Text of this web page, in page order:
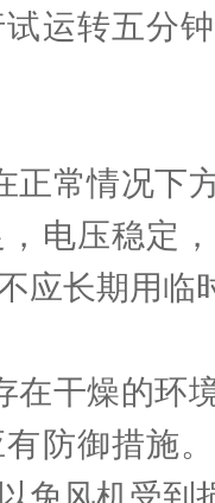
运转五分
常情况下方
电压稳定
应长期用临
干燥的环境
防御措施